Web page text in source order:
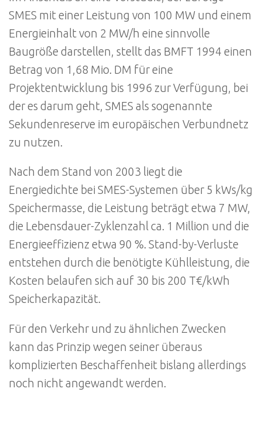
SMES mit einer Leistung von 100 MW und einem
Energieinhalt von 2 MW/h eine sinnvolle
Baugröße darstellen, stellt das BMFT 1994 einen
Betrag von 1,68 Mio. DM für eine
Projektentwicklung bis 1996 zur Verfügung, bei
der es darum geht, SMES als sogenannte
Sekundenreserve im europäischen Verbundnetz
zu nutzen.
Nach dem Stand von 2003 liegt die
Energiedichte bei SMES-Systemen über 5 kWs/kg
Speichermasse, die Leistung beträgt etwa 7 MW,
die Lebensdauer-Zyklenzahl ca. 1 Million und die
Energieeffizienz etwa 90 %. Stand-by-Verluste
entstehen durch die benötigte Kühlleistung, die
Kosten belaufen sich auf 30 bis 200 T€/kWh
Speicherkapazität.
Für den Verkehr und zu ähnlichen Zwecken
kann das Prinzip wegen seiner überaus
komplizierten Beschaffenheit bislang allerdings
noch nicht angewandt werden.